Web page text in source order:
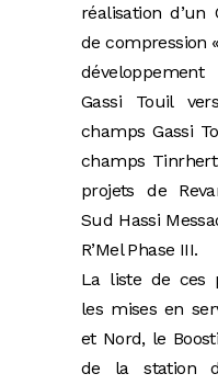
réalisation
de compression
Gassi Touil
champs Gassi
champs
projets de
Sud Hassi
R’Mel Phase III.
La liste de ces
les mises en
et Nord, le
de la station